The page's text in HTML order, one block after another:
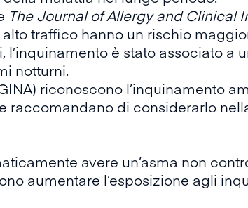
The Journal of Allergy and Clinical
traffico hanno un rischio
è stato associato a
notturni.
riconoscono l’inquinamento
raccomandano di considerarlo
avere un’asma non
aumentare l’esposizione agli